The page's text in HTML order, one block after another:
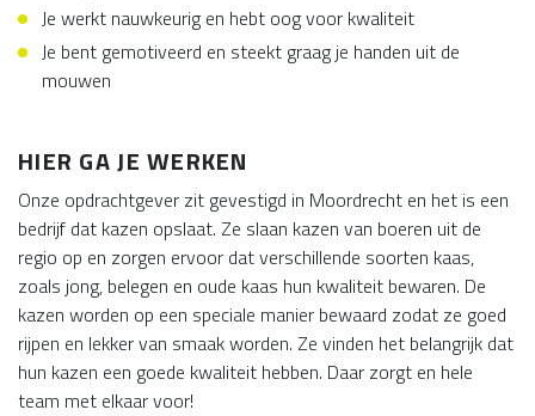
Je werkt nauwkeurig en hebt oog voor kwaliteit
Je bent gemotiveerd en steekt graag je handen uit de
mouwen
HIER GA JE WERKEN
Onze opdrachtgever zit gevestigd in Moordrecht en het is een
bedrijf dat kazen opslaat. Ze slaan kazen van boeren uit de
regio op en zorgen ervoor dat verschillende soorten kaas,
zoals jong, belegen en oude kaas hun kwaliteit bewaren. De
kazen worden op een speciale manier bewaard zodat ze goed
rijpen en lekker van smaak worden. Ze vinden het belangrijk dat
hun kazen een goede kwaliteit hebben. Daar zorgt en hele
team met elkaar voor!